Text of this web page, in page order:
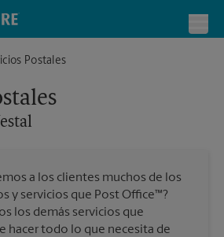
Postales
a los clientes muchos de los
y servicios que Post Office™?
los demás servicios que
hacer todo lo que necesita de